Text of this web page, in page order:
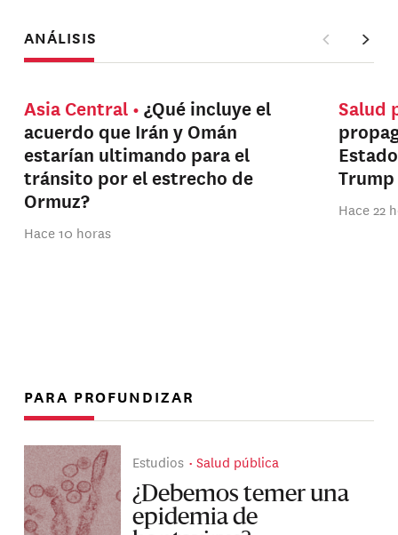
ANÁLISIS
Asia Central
¿Qué incluye el
acuerdo que Irán y Omán
estarían ultimando para el
tránsito por el estrecho de
Ormuz?
Hace 10 horas
Salud
Trump
Hace 22
PARA PROFUNDIZAR
Estudios Salud pública
¿Debemos temer una
epidemia de